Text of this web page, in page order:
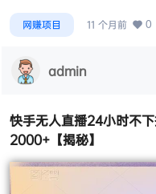
网赚项目 11 个月前 0
admin
快手无人直播24小时不
2000+【揭秘】